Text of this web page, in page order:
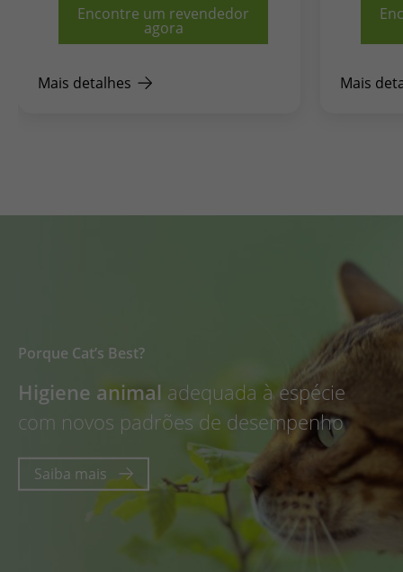
Encontre um revendedor
agora
Mais detalhes Mais
Porque Cat’s Best?
Higiene animal adequada à espécie
com novos padrões de desempenho
Saiba mais